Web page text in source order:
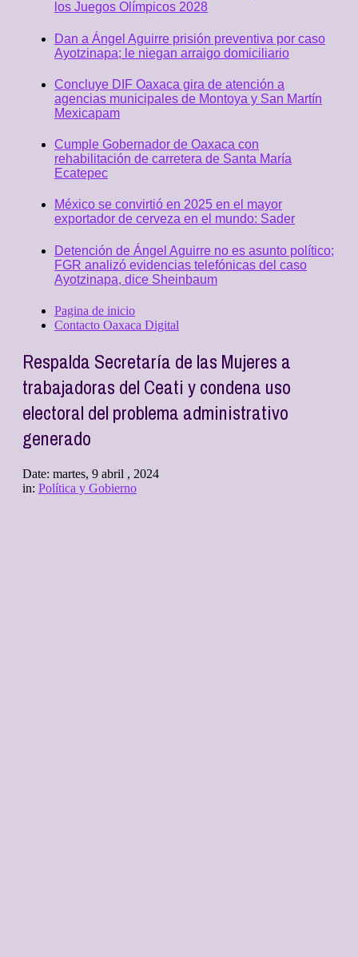
los Juegos Olímpicos 2028
Dan a Ángel Aguirre prisión preventiva por caso
Ayotzinapa; le niegan arraigo domiciliario
Concluye DIF Oaxaca gira de atención a
agencias municipales de Montoya y San Martín
Mexicapam
Cumple Gobernador de Oaxaca con
rehabilitación de carretera de Santa María
Ecatepec
México se convirtió en 2025 en el mayor
exportador de cerveza en el mundo: Sader
Detención de Ángel Aguirre no es asunto político;
FGR analizó evidencias telefónicas del caso
Ayotzinapa, dice Sheinbaum
Pagina de inicio
Contacto Oaxaca Digital
Respalda Secretaría de las Mujeres a
trabajadoras del Ceati y condena uso
electoral del problema administrativo
generado
Date: martes, 9 abril , 2024
in: Política y Gobierno